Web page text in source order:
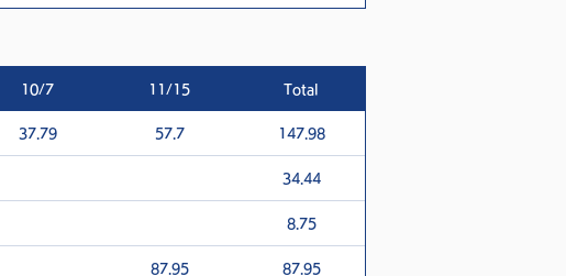
10/7 11/15 Total
37.79 57.7 147.98
34.44
8.75
87.95 87.95